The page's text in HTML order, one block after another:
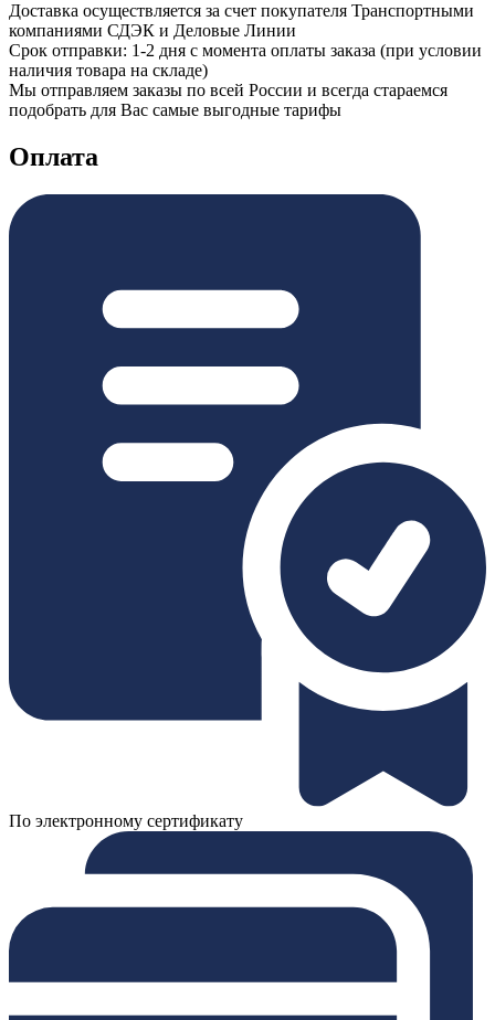
Доставка осуществляется за счет покупателя Транспортными
компаниями СДЭК и Деловые Линии
Срок отправки: 1-2 дня с момента оплаты заказа (при условии
наличия товара на складе)
Мы отправляем заказы по всей России и всегда стараемся
подобрать для Вас самые выгодные тарифы
Оплата
По электронному сертификату